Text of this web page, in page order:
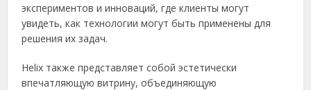
экспериментов и инноваций, где клиенты могут
увидеть, как технологии могут быть применены для
решения их задач.
Helix также представляет собой эстетически
впечатляющую витрину, объединяющую